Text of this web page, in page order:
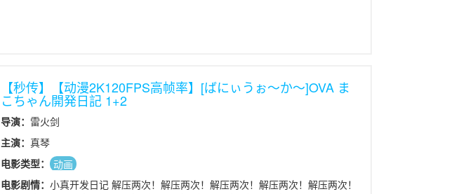
【秒传】【动漫2K120FPS高帧率】[ばにぃうぉ～か～]OVA ま
こちゃん開発日記 1+2
导演： 雷火剑
主演： 真琴
电影类型：
动画
电影剧情： 小真开发日记 解压两次！解压两次！解压两次！解压两次！解压两次！